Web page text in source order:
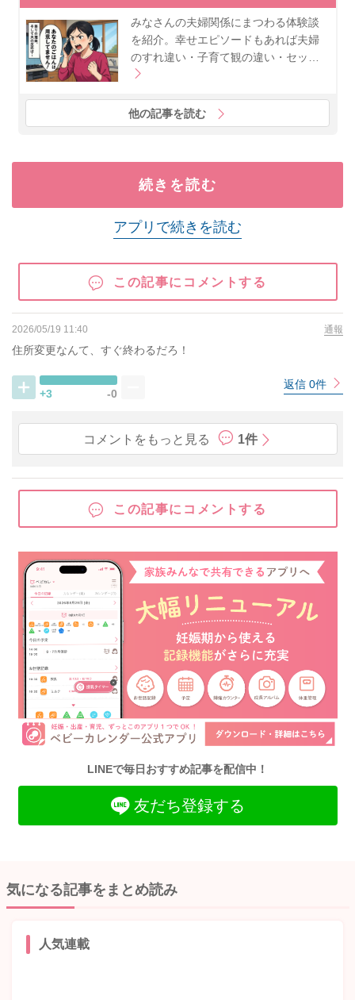
みなさんの夫婦関係にまつわる体験談
を紹介。幸せエピソードもあれば夫婦
のすれ違い・子育て観の違い・セッ…
他の記事を読む
続きを読む
アプリで続きを読む
この記事にコメントする
2026/05/19 11:40 通報
住所変更なんて、すぐ終わるだろ！
+3 -0
返信 0件
コメントをもっと見る 1件
この記事にコメントする
LINEで毎日おすすめ記事を配信中！
友だち登録する
気になる記事をまとめ読み
人気連載